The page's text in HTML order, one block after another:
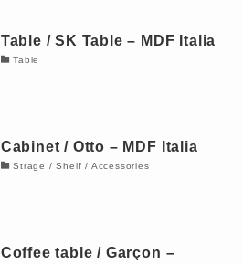
Table / SK Table – MDF Italia
Table
Cabinet / Otto – MDF Italia
Strage / Shelf / Accessories
Coffee table / Garçon –